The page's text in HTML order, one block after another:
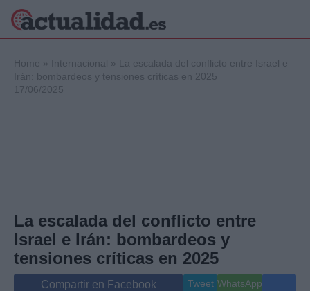
Internacional
Viajes
Gente
Musica
Home » Internacional »
La escalada del conflicto entre Israel e
Irán: bombardeos y tensiones críticas en 2025
17/06/2025
La escalada del conflicto entre
Israel e Irán: bombardeos y
tensiones críticas en 2025
Compartir en Facebook Tweet WhatsApp